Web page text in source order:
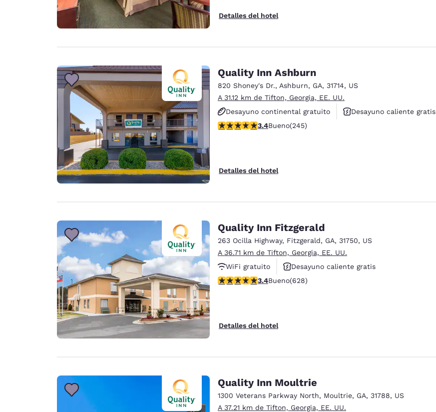
Detalles del hotel
Quality Inn Ashburn
820 Shoney's Dr., Ashburn, GA, 31714, US
A 31.12 km de Tifton, Georgia, EE. UU.
Desayuno continental gratuito
Desayuno caliente gratis
Se aceptan mascotas
calificación de 3.37 estrellas. Bueno. 245 reseñas
3.4Bueno(245)
Detalles del hotel
Quality Inn Fitzgerald
263 Ocilla Highway, Fitzgerald, GA, 31750, US
A 36.71 km de Tifton, Georgia, EE. UU.
WiFi gratuito
Desayuno caliente gratis
Se aceptan mascotas
calificación de 3.36 estrellas. Bueno. 628 reseñas
3.4Bueno(628)
Detalles del hotel
Quality Inn Moultrie
1300 Veterans Parkway North, Moultrie, GA, 31788, US
A 37.21 km de Tifton, Georgia, EE. UU.